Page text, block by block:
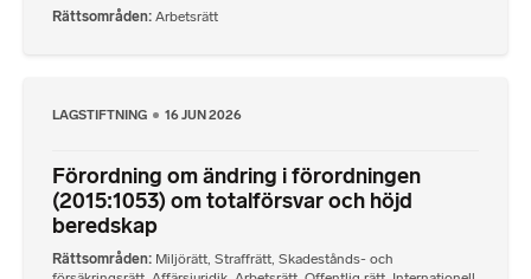
Rättsområden Arbetsrätt
LAGSTIFTNING 16 JUN 2026
Förordning om ändring i förordningen
(2015:1053) om totalförsvar och höjd
beredskap
Rättsområden Miljörätt, Straffrätt, Skadestånds- och